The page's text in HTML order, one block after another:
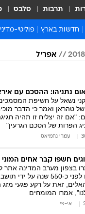
תרבות סלבס
חדשות בארץ
חדשות פלילים ומשפט
ישראלים בחו"ל
בריאות
חברה ורווחה
פוליטי-מדיני
יחסי חוץ
אפריל
נתניהו: ההסכם עם
נשאל על חשיפת
"אם זה יצליח זו תהיה
הפרות של הסכם הגרעין"
עמרי נחמיאס
חשפו קבר אחים המוני
הנראה הוקרבו לפני כ-
זאת על רקע פגעי מזג
אמרו המומחים
אי-פי